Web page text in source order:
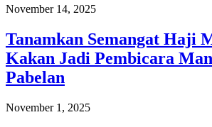
November 14, 2025
Tanamkan Semangat Haji
Kakan Jadi Pembicara
Pabelan
November 1, 2025